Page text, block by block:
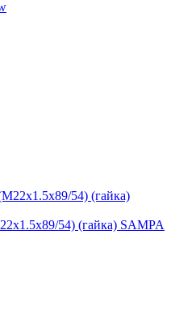
54) (гайка) SAMPA